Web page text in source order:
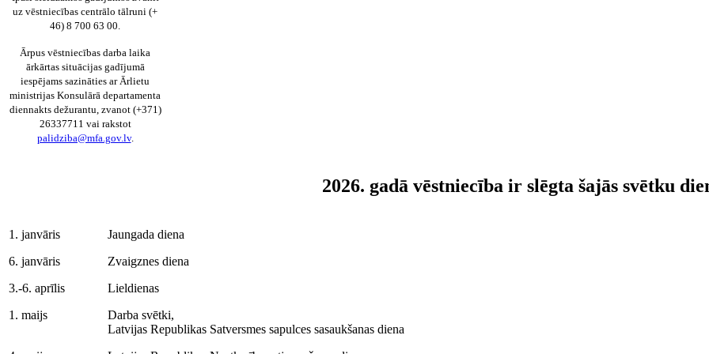
uz vēstniecības centrālo tālruni (+
46) 8 700 63 00.
Ārpus vēstniecības darba laika
ārkārtas situācijas gadījumā
iespējams sazināties ar Ārlietu
ministrijas Konsulārā departamenta
diennakts dežurantu, zvanot (+371)
26337711 vai rakstot
palidziba@mfa.gov.lv.
2026. gadā vēstniecība ir slēgta šajās svētku
1. janvāris
6. janvāris
3.-6. aprīlis
1. maijs
Jaungada diena
Zvaigznes diena
Lieldienas
Darba svētki,
Latvijas Republikas Satversmes sapulces sasaukšanas diena